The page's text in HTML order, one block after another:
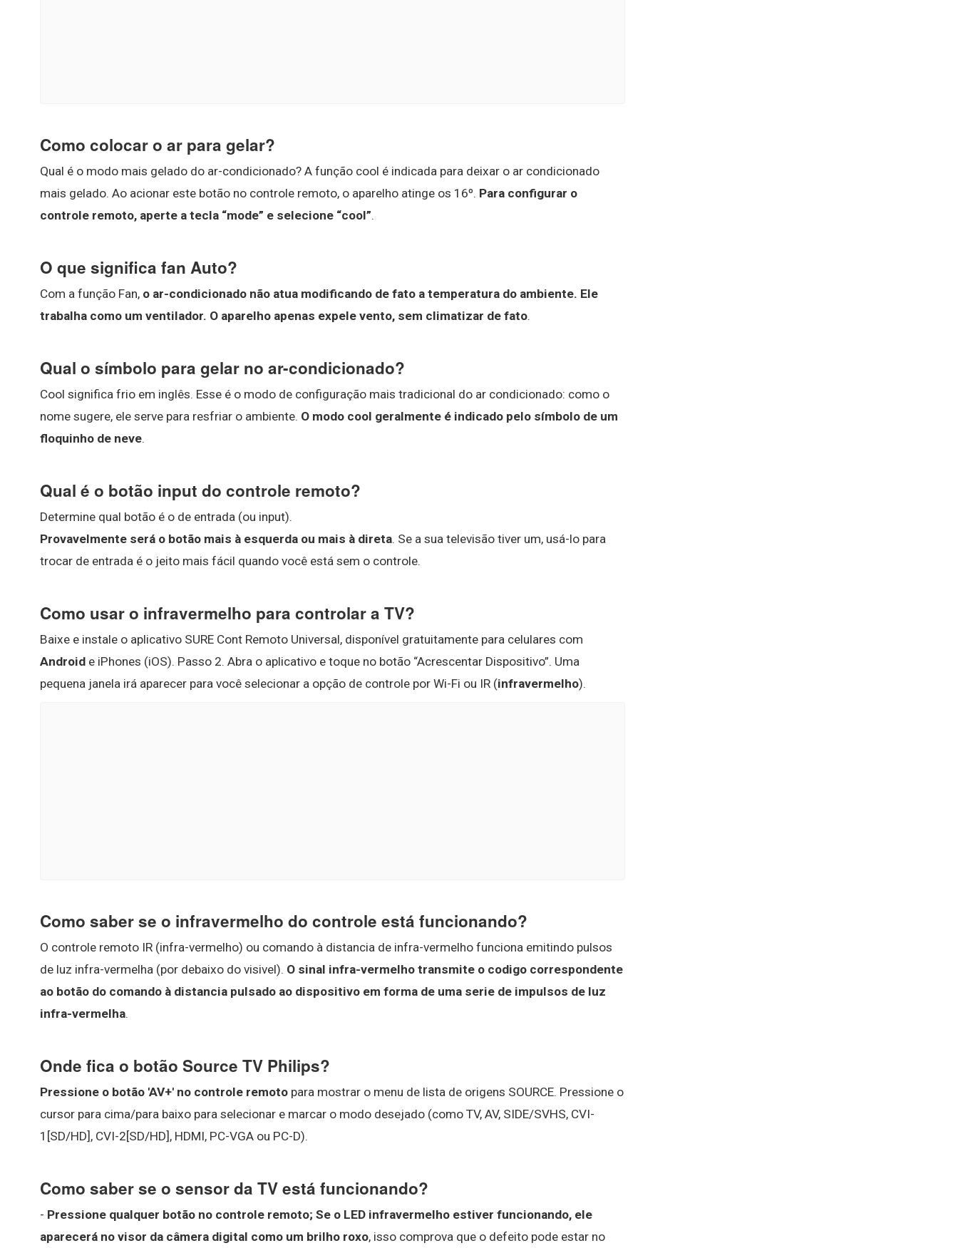
Como colocar o ar para gelar?
Qual é o modo mais gelado do ar-condicionado? A função cool é indicada para deixar o ar condicionado
mais gelado. Ao acionar este botão no controle remoto, o aparelho atinge os 16º. Para configurar o
controle remoto, aperte a tecla “mode” e selecione “cool”.
O que significa fan Auto?
Com a função Fan, o ar-condicionado não atua modificando de fato a temperatura do ambiente. Ele
trabalha como um ventilador. O aparelho apenas expele vento, sem climatizar de fato.
Qual o símbolo para gelar no ar-condicionado?
Cool significa frio em inglês. Esse é o modo de configuração mais tradicional do ar condicionado: como o
nome sugere, ele serve para resfriar o ambiente. O modo cool geralmente é indicado pelo símbolo de um
floquinho de neve.
Qual é o botão input do controle remoto?
Determine qual botão é o de entrada (ou input).
Provavelmente será o botão mais à esquerda ou mais à direta. Se a sua televisão tiver um, usá-lo para
trocar de entrada é o jeito mais fácil quando você está sem o controle.
Como usar o infravermelho para controlar a TV?
Baixe e instale o aplicativo SURE Cont Remoto Universal, disponível gratuitamente para celulares com
Android e iPhones (iOS). Passo 2. Abra o aplicativo e toque no botão “Acrescentar Dispositivo”. Uma
pequena janela irá aparecer para você selecionar a opção de controle por Wi-Fi ou IR (infravermelho).
Como saber se o infravermelho do controle está funcionando?
O controle remoto IR (infra-vermelho) ou comando à distancia de infra-vermelho funciona emitindo pulsos
de luz infra-vermelha (por debaixo do visivel). O sinal infra-vermelho transmite o codigo correspondente
ao botão do comando à distancia pulsado ao dispositivo em forma de uma serie de impulsos de luz
infra-vermelha.
Onde fica o botão Source TV Philips?
Pressione o botão 'AV+' no controle remoto para mostrar o menu de lista de origens SOURCE. Pressione o
cursor para cima/para baixo para selecionar e marcar o modo desejado (como TV, AV, SIDE/SVHS, CVI-
1[SD/HD], CVI-2[SD/HD], HDMI, PC-VGA ou PC-D).
Como saber se o sensor da TV está funcionando?
- Pressione qualquer botão no controle remoto; Se o LED infravermelho estiver funcionando, ele
aparecerá no visor da câmera digital como um brilho roxo, isso comprova que o defeito pode estar no